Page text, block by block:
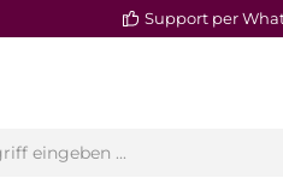
Support per